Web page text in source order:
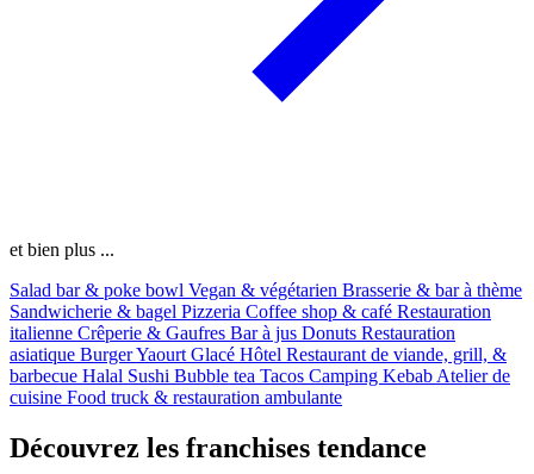
et bien plus ...
Salad bar & poke bowl Vegan & végétarien Brasserie & bar à thème
Sandwicherie & bagel Pizzeria Coffee shop & café Restauration
italienne Crêperie & Gaufres Bar à jus Donuts Restauration
asiatique BurgerYaourt Glacé Hôtel Restaurant de viande, grill, &
barbecue Halal Sushi Bubble tea Tacos Camping Kebab Atelier de
cuisine Food truck & restauration ambulante
Découvrez les franchises tendance